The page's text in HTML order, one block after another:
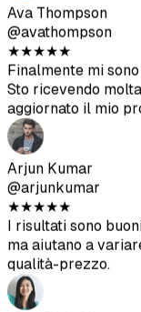
Mia Mitchell
@miamitchell
★★ ★★★
Dopo il secondo
Assicurati solo di
qualità.
Jason Park
@jasonpark
★★★★★
Ho ottenuto degli
assumere un
per il caricamento